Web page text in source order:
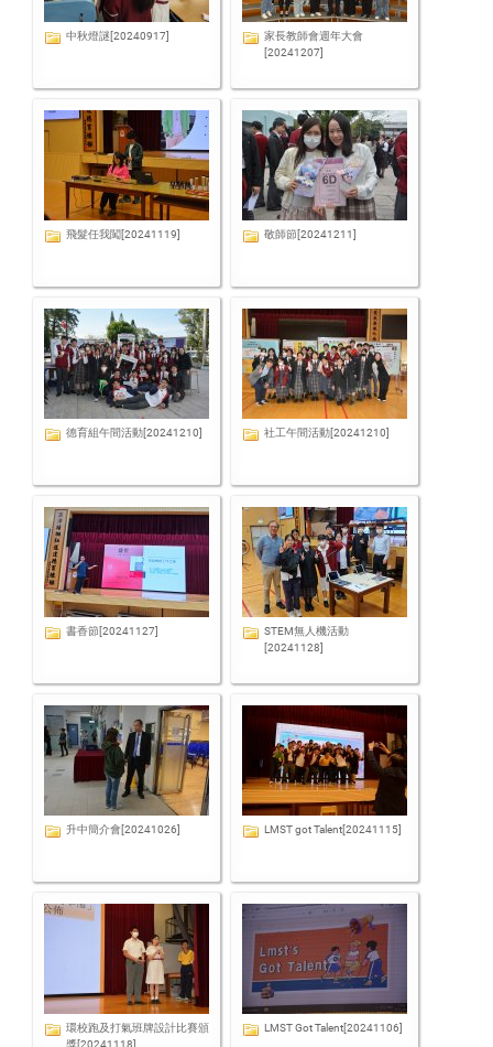
中秋燈謎[20240917]
家長教師會週年大會
[20241207]
飛髮任我闖[20241119] 敬師節[20241211]
德育組午間活動[20241210] 社工午間活動[20241210]
書香節[20241127]
STEM無人機活動
[20241128]
升中簡介會[20241026] LMST got Talent[20241115]
環校跑及打氣班牌設計比賽頒
LMST Got Talent[20241106]